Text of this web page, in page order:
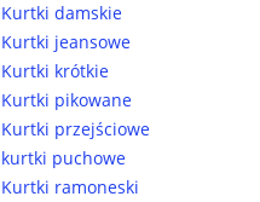
Kurtki damskie
Kurtki jeansowe
Kurtki krótkie
Kurtki pikowane
Kurtki przejściowe
kurtki puchowe
Kurtki ramoneski